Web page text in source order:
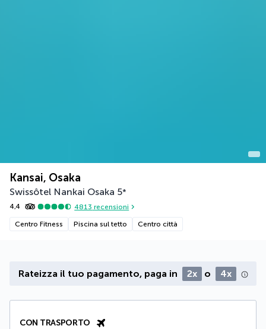
Kansai, Osaka
Swissôtel Nankai Osaka 5*
4,4 4813 recensioni
Centro Fitness Piscina sul tetto Centro città
Rateizza il tuo pagamento, paga in 2x o 4x
CON TRASPORTO